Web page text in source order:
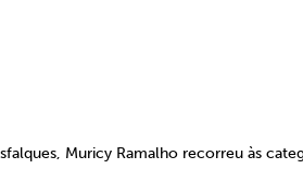
Muricy Ramalho recorreu às